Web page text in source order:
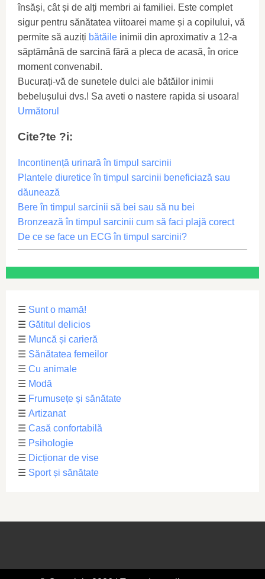
însăși, cât și de alți membri ai familiei. Este complet
sigur pentru sănătatea viitoarei mame și a copilului, vă
permite să auziți bătăile inimii din aproximativ a 12-a
săptămână de sarcină fără a pleca de acasă, în orice
moment convenabil.
Bucurați-vă de sunetele dulci ale bătăilor inimii
bebelușului dvs.! Sa aveti o nastere rapida si usoara!
Următorul
Cite?te ?i:
Incontinență urinară în timpul sarcinii
Plantele diuretice în timpul sarcinii beneficiază sau
dăunează
Bere în timpul sarcinii să bei sau să nu bei
Bronzează în timpul sarcinii cum să faci plajă corect
De ce se face un ECG în timpul sarcinii?
☰ Sunt o mamă!
☰ Gătitul delicios
☰ Muncă și carieră
☰ Sănătatea femeilor
☰ Cu animale
☰ Modă
☰ Frumusețe și sănătate
☰ Artizanat
☰ Casă confortabilă
☰ Psihologie
☰ Dicționar de vise
☰ Sport și sănătate